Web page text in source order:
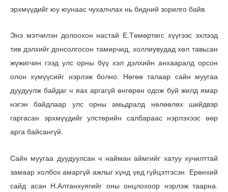
эрхмүүдийг юу юунаас чухалчлах нь бидний зорилго байв.
Энэ мэтчилэн долоохон настай Е.Төмөртөгс хүүгээс эхлээд
тив дэлхийг донсолгосон тамирчид, холлиувудад хөл тавьсан
жүжигчин гээд улс орны бүү хэл дэлхийн анхааралд орсон
олон хүмүүсийг нэрлэж болно. Нөгөө талаар сайн муугаа
дуудуулж байдаг ч яах аргагүй өнгөрөн одож буй жилд ямар
нэгэн байдлаар улс орны амьдралд нөлөөлөх шийдвэр
гаргасан эрхмүүдийг улстөрийн салбараас нэрлэхээс өөр
арга байсангүй.
Сайн муугаа дуудуулсан ч найман аймгийг хатуу хучилттай
замаар холбох амаргүй ажлыг хүнд үед гүйцэтгэсэн Ерөнхий
сайд асан Н.Алтанхуягийг оны онцлохоор нэрлэж таарна.